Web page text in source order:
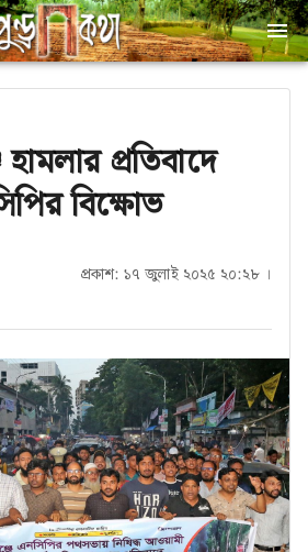
প্রতিবাদে
বিক্ষোভ
প্রকাশ: ১৭ জুলাই ২০২৫ ২০:২৮ ।